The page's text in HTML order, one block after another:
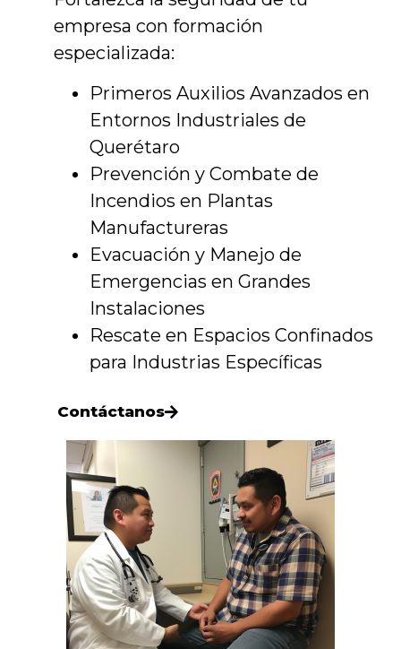
empresa con formación
especializada:
Primeros Auxilios Avanzados en
Entornos Industriales de
Querétaro
Prevención y Combate de
Incendios en Plantas
Manufactureras
Evacuación y Manejo de
Emergencias en Grandes
Instalaciones
Rescate en Espacios Confinados
para Industrias Específicas
Contáctanos